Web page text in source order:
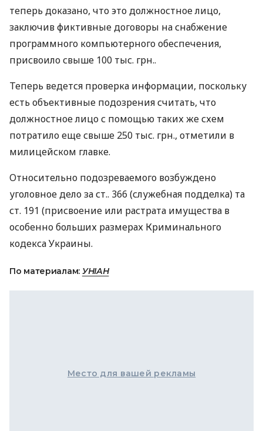
теперь доказано, что это должностное лицо,
заключив фиктивные договоры на снабжение
программного компьютерного обеспечения,
присвоило свыше 100 тыс. грн..
Теперь ведется проверка информации, поскольку
есть объективные подозрения считать, что
должностное лицо с помощью таких же схем
потратило еще свыше 250 тыс. грн., отметили в
милицейском главке.
Относительно подозреваемого возбуждено
уголовное дело за ст.. 366 (служебная подделка) та
ст. 191 (присвоение или растрата имущества в
особенно больших размерах Криминального
кодекса Украины.
По материалам: УНІАН
Место для вашей рекламы